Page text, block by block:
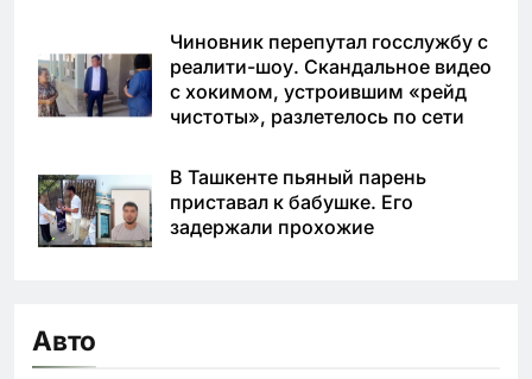
Чиновник перепутал госслужбу с
реалити-шоу. Скандальное видео
с хокимом, устроившим «рейд
чистоты», разлетелось по сети
В Ташкенте пьяный парень
приставал к бабушке. Его
задержали прохожие
Авто